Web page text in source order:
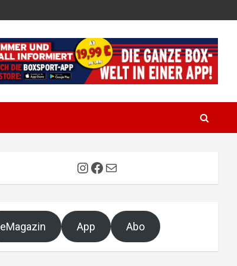
Instagram
Facebook
E-Mail
eMagazin App Abo